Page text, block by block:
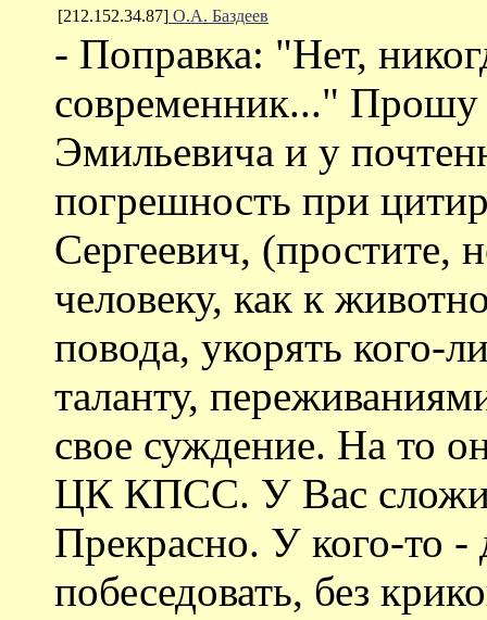
[212.152.34.87] О.А. Баздеев
- Поправка: "Нет,
современник..."
Эмильевича и у
погрешность при
Сергеевич, (простите,
человеку, как к
повода, укорять кого-
таланту,
свое суждение. На то
ЦК КПСС. У Вас
Прекрасно. У кого-то -
побеседовать, без